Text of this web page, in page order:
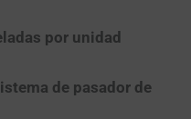
por unidad
de pasador de